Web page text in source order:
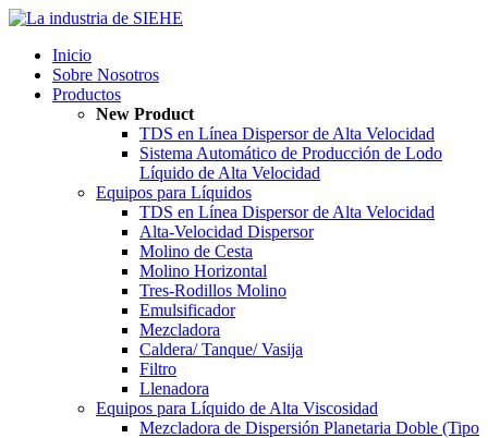
Inicio
Sobre Nosotros
Productos
New Product
TDS en Línea Dispersor de Alta Velocidad
Sistema Automático de Producción de Lodo
Líquido de Alta Velocidad
Equipos para Líquidos
TDS en Línea Dispersor de Alta Velocidad
Alta-Velocidad Dispersor
Molino de Cesta
Molino Horizontal
Tres-Rodillos Molino
Emulsificador
Mezcladora
Caldera/ Tanque/ Vasija
Filtro
Llenadora
Equipos para Líquido de Alta Viscosidad
Mezcladora de Dispersión Planetaria Doble (Tipo